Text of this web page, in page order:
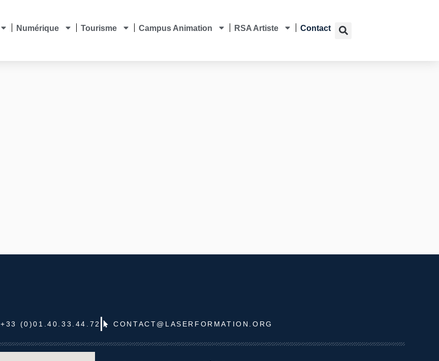
Numérique Tourisme Campus Animation RSA Artiste Contact
+33 (0)01.40.33.44.72 CONTACT@LASERFORMATION.ORG